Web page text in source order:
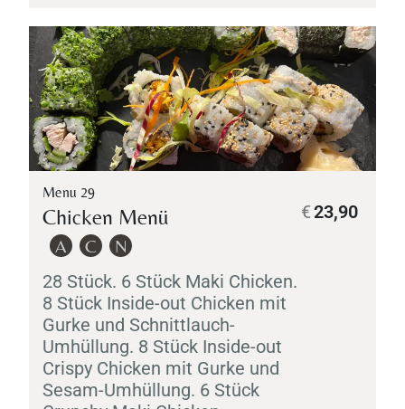
Menu 29
Chicken Menü
A C N
28 Stück. 6 Stück Maki Chicken.
8 Stück Inside-out Chicken mit
Gurke und Schnittlauch-
Umhüllung. 8 Stück Inside-out
Crispy Chicken mit Gurke und
Sesam-Umhüllung. 6 Stück
23,90
€